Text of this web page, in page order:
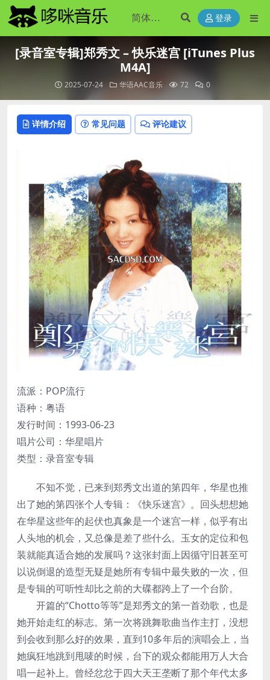
登录
[录音室专辑]郑秀文 – 快乐迷宫 [iTunes Plus
M4A]
2025-07-24 华语AAC音乐 72 0
详情介绍 常见问题 评论建议
流派：POP流行
语种：粤语
发行时间：1993-06-23
唱片公司：华星唱片
类型：录音室专辑
不知不觉，已来到郑秀文出道的第四年，华星也推
出了她的第四张个人专辑：《快乐迷宫》。回头想想她
在华星这些年的起伏也真象是一个迷宫一样，似乎有出
人头地的机会，又总像是差了些什么。玉女的定位和包
装就能真适合她的发展吗？这张封面上因循守旧甚至可
以说倒退的造型无疑是她所有专辑中最失败的一次，但
是专辑的可听性却比之前的大碟都跨上了一个台阶。
开篇的“Chotto等等”是郑秀文的第一首劲歌，也是
她开始走红的标志。第一次将跳舞歌曲当作主打，没想
到会收到那么好的效果，直到10多年后的演唱会上，当
她疯狂地跳到甩唛的时候，台下的观众都能用万人大合
唱一起补上。曾经忿忿于四大天王垄断了那个年代太多